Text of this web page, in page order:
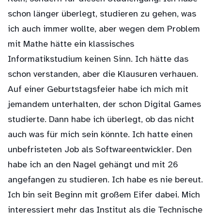
schon länger überlegt, studieren zu gehen, was
ich auch immer wollte, aber wegen dem Problem
mit Mathe hätte ein klassisches
Informatikstudium keinen Sinn. Ich hätte das
schon verstanden, aber die Klausuren verhauen.
Auf einer Geburtstagsfeier habe ich mich mit
jemandem unterhalten, der schon Digital Games
studierte. Dann habe ich überlegt, ob das nicht
auch was für mich sein könnte. Ich hatte einen
unbefristeten Job als Softwareentwickler. Den
habe ich an den Nagel gehängt und mit 26
angefangen zu studieren. Ich habe es nie bereut.
Ich bin seit Beginn mit großem Eifer dabei. Mich
interessiert mehr das Institut als die Technische